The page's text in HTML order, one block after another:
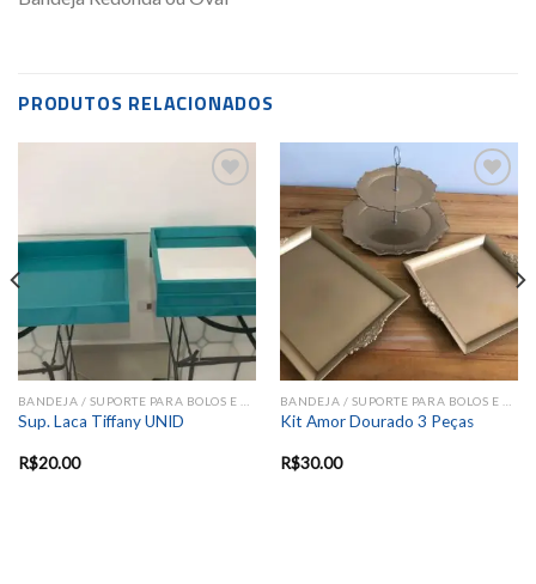
PRODUTOS RELACIONADOS
Sup. Laca Tiffany UNID
R$20.00
Add to
wishlist
Kit Amor Dourado 3 Peças
R$30.00